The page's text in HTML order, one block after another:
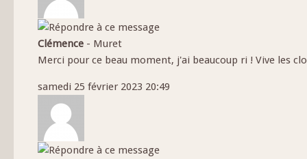
Clémence - Muret
Merci pour ce beau moment, j'ai beaucoup ri ! Vive les
samedi 25 février 2023 20:49